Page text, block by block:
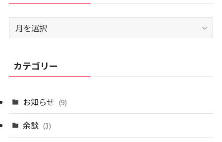
ー
ブ
カテゴリー
お知らせ (9)
余談 (3)